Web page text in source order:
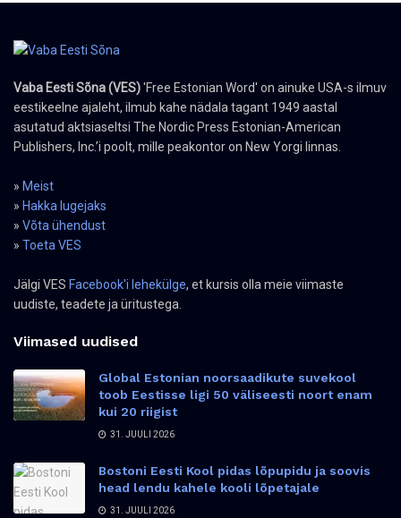
Vaba Eesti Sõna (VES)'Free Estonian Word' on ainuke USA-s ilmuv
eestikeelne ajaleht, ilmub kahe nädala tagant 1949 aastal
asutatud aktsiaseltsi The Nordic Press Estonian-American
Publishers, Inc.’i poolt, mille peakontor on New Yorgi linnas.
» Meist
» Hakka lugejaks
» Võta ühendust
» Toeta VES
Jälgi VES Facebook'i lehekülge, et kursis olla meie viimaste
uudiste, teadete ja üritustega.
Viimased uudised
Global Estonian noorsaadikute suvekool
toob Eestisse ligi 50 väliseesti noort enam
kui 20 riigist
31. JUULI 2026
Bostoni Eesti Kool pidas lõpupidu ja soovis
head lendu kahele kooli lõpetajale
31. JUULI 2026